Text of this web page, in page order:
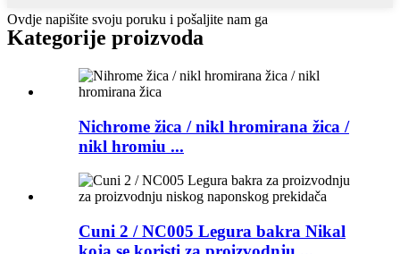
Ovdje napišite svoju poruku i pošaljite nam ga
Kategorije proizvoda
Nichrome žica / nikl hromirana žica /
nikl hromiu ...
Cuni 2 / NC005 Legura bakra Nikal